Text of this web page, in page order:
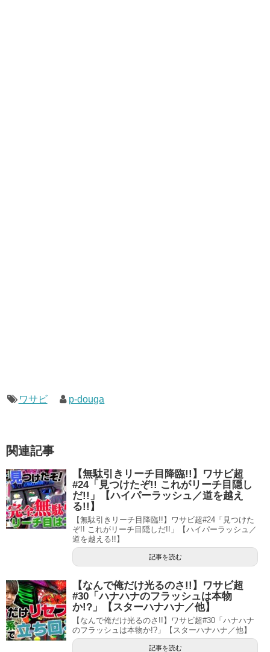
ワサビ p-douga
関連記事
【無駄引きリーチ目降臨!!】ワサビ超
#24「見つけたぞ!! これがリーチ目隠し
だ!!」【ハイパーラッシュ／道を越え
る!!】
【無駄引きリーチ目降臨!!】ワサビ超#24「見つけた
ぞ!! これがリーチ目隠しだ!!」【ハイパーラッシュ／
道を越える!!】
記事を読む
【なんで俺だけ光るのさ!!】ワサビ超
#30「ハナハナのフラッシュは本物
か!?」【スターハナハナ／他】
【なんで俺だけ光るのさ!!】ワサビ超#30「ハナハナ
のフラッシュは本物か!?」【スターハナハナ／他】
記事を読む